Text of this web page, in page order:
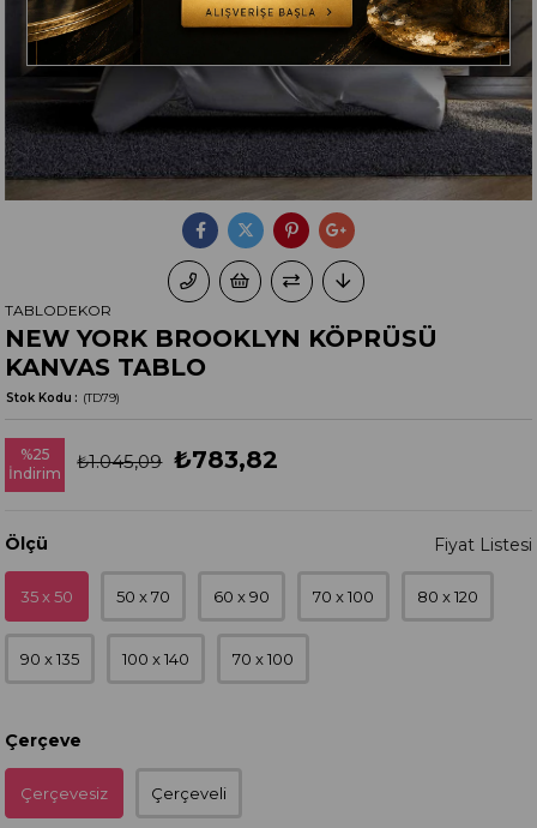
NEW YORK BROOKLYN KÖPRÜSÜ
KANVAS TABLO
(TD79)
Stok Kodu
TABLODEKOR
%25
İndirim
₺1.045,09 ₺783,82
Ölçü
35 x 50 50 x 70 60 x 90 70 x 100 80 x 120
90 x 135 100 x 140 70 x 100
Çerçeve
Çerçevesiz Çerçeveli